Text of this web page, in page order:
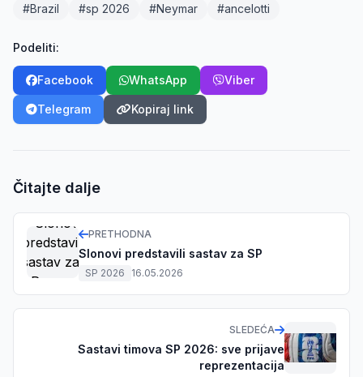
#Brazil
#sp 2026 #Neymar #ancelotti
Podeliti:
Facebook WhatsApp Viber
Telegram Kopiraj link
Čitajte dalje
PRETHODNA
Slonovi predstavili sastav za SP
SP 2026 16.05.2026
SLEDEĆA
Sastavi timova SP 2026: sve prijave
reprezentacija